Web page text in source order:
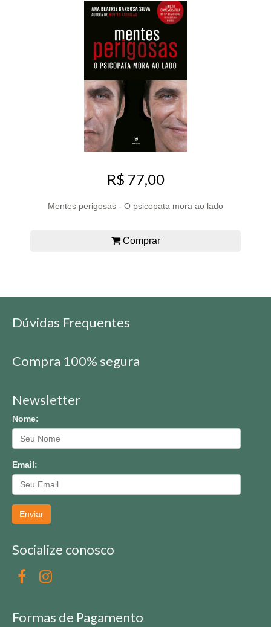
R$ 77,00
Mentes perigosas - O psicopata mora ao lado
Comprar
Dúvidas Frequentes
Compra 100% segura
Newsletter
Nome:
Email:
Enviar
Socialize conosco
Formas de Pagamento